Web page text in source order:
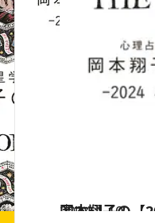
2024.1.10
岡本翔子の【
占い